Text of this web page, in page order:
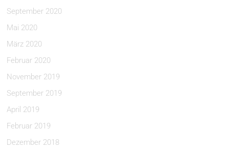
September 2020
Mai 2020
März 2020
Februar 2020
November 2019
September 2019
April 2019
Februar 2019
Dezember 2018